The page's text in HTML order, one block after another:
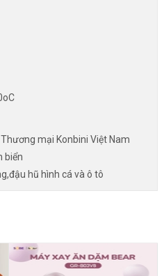
Thương mại Konbini Việt Nam
biển
hũ hình cá và ô tô